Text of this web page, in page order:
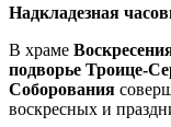
Надкладезная
В храме
подворье Троице-
Соборования
воскресных и